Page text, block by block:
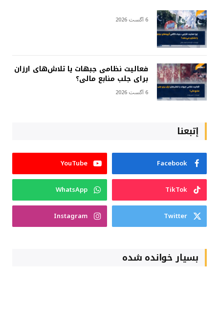
6 آگست 2026
فعالیت نظامی جبهات یا تلاش‌های ارزان
برای جلب منابع مالی؟
6 آگست 2026
إتبعنا
Facebook
YouTube
TikTok
WhatsApp
Twitter
Instagram
بسیار خوانده شده